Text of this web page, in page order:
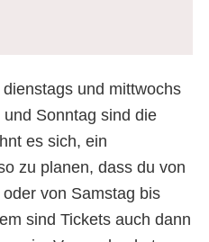
und mittwochs
und Sonntag sind die
es sich, ein
zu planen, dass du von
von Samstag bis
sind Tickets auch dann